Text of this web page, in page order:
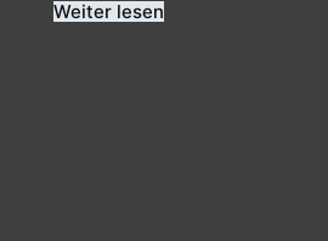
Weiter lesen